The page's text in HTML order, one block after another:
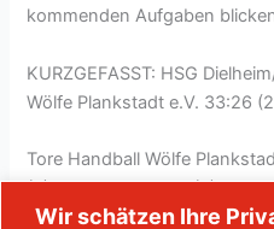
Wir schätzen Ihre
kommenden Aufgaben
KURZGEFASST: HSG
Wölfe Plankstadt e.V. 33:26
Tore Handball Wölfe
(8), Tim Plettenberg (6),
Bien (2), Ben Bräunling (2),